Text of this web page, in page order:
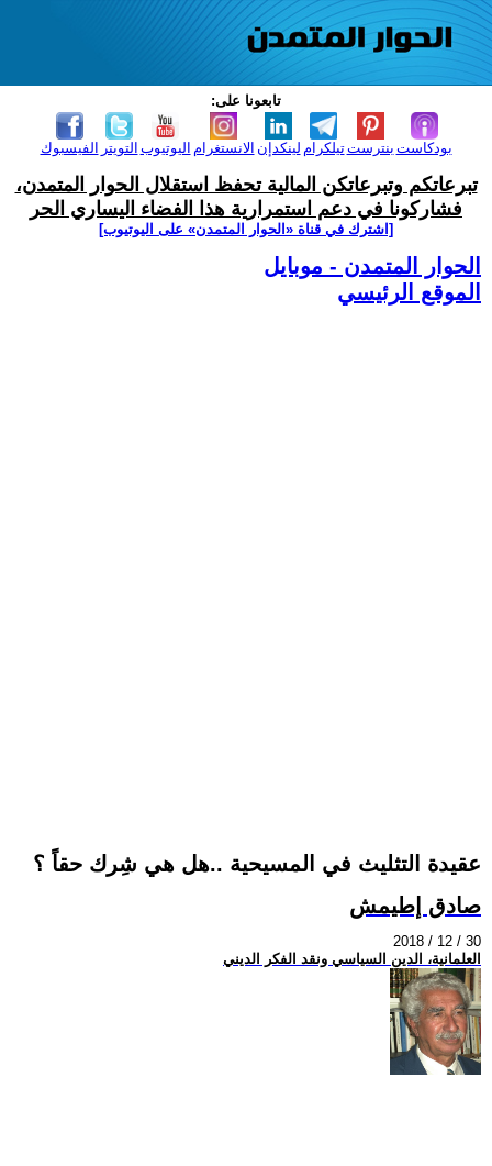
تابعونا على:
الفيسبوك التويتر اليوتيوب الانستغرام لينكدإن تيلكرامبنترست بودكاست
تبرعاتكم وتبرعاتكن المالية تحفظ استقلال الحوار المتمدن،
فشاركونا في دعم استمرارية هذا الفضاء اليساري الحر
[اشترك في قناة ‫«الحوار المتمدن» على اليوتيوب]
الحوار المتمدن - موبايل
الموقع الرئيسي
عقيدة التثليث في المسيحية ..هل هي شِرك حقاً ؟
صادق إطيمش
2018 / 12 / 30
العلمانية، الدين السياسي ونقد الفكر الديني